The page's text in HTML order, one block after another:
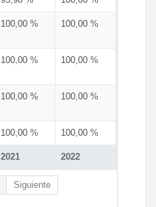
2021 2022
100,00 % 100,00 %
100,00 % 100,00 %
100,00 % 100,00 %
100,00 % 100,00 %
Siguiente